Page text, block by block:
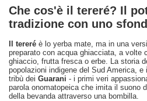
Che cos'è il tereré? Il
tradizione con uno
Il tereré è lo yerba mate, ma in una
preparato con acqua ghiacciata, a volte
ghiaccio, frutta fresca o erbe. La storia
popolazioni indigene del Sud America,
tribù dei Guarani - i primi veri
parola onomatopeica che imita il suono
della bevanda attraverso una bombilla.